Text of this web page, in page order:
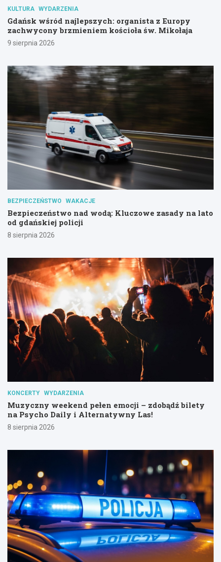
KULTURA WYDARZENIA
Gdańsk wśród najlepszych: organista z Europy
zachwycony brzmieniem kościoła św. Mikołaja
9 sierpnia 2026
BEZPIECZEŃSTWO WAKACJE
Bezpieczeństwo nad wodą: Kluczowe zasady na lato
od gdańskiej policji
8 sierpnia 2026
KONCERTY WYDARZENIA
Muzyczny weekend pełen emocji – zdobądź bilety
na Psycho Daily i Alternatywny Las!
8 sierpnia 2026